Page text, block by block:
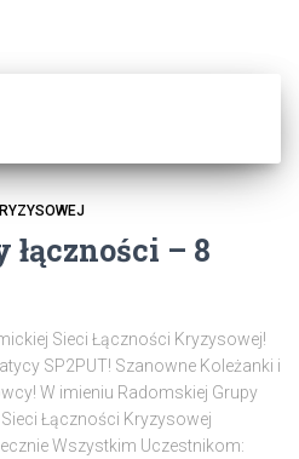
– 8
Sieci Łączności Kryzysowej!
SP2PUT! Szanowne Koleżanki i
W imieniu Radomskiej Grupy
Łączności Kryzysowej
Wszystkim Uczestnikom: